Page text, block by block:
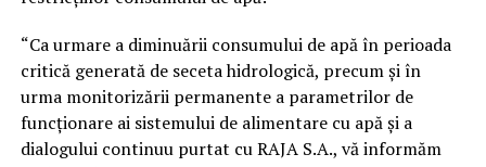
“Ca urmare a diminuării consumului de apă în perioada
critică generată de seceta hidrologică, precum și în
urma monitorizării permanente a parametrilor de
funcționare ai sistemului de alimentare cu apă și a
dialogului continuu purtat cu RAJA S.A., vă informăm